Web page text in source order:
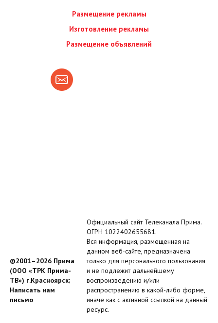
Размещение рекламы
Изготовление рекламы
Размещение объявлений
©2001–2026 Прима
(ООО «ТРК Прима-
ТВ») г.Красноярск;
Написать нам
письмо
Официальный сайт Телеканала Прима.
ОГРН 1022402655681.
Вся информация, размещенная на
данном веб-сайте, предназначена
только для персонального пользования
и не подлежит дальнейшему
воспроизведению и/или
распространению в какой-либо форме,
иначе как с активной ссылкой на данный
ресурс.